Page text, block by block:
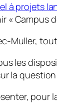
à projets
« Campus
Muller,
les
la
pour